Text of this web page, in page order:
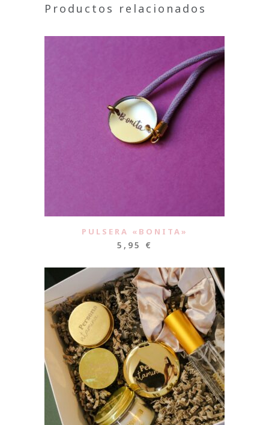
Productos relacionados
PULSERA «BONITA»
5,95 €